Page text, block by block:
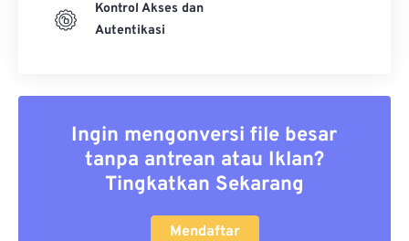
Kontrol Akses dan
Autentikasi
Ingin mengonversi file besar
tanpa antrean atau Iklan?
Tingkatkan Sekarang
Mendaftar